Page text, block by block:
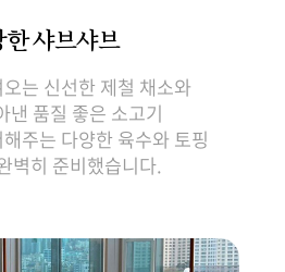
한 샤브샤브
는 신선한 제철 채소와
낸 품질 좋은 소고기
주는 다양한 육수와 토핑
벽히 준비했습니다.